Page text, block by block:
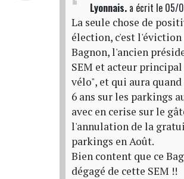
Lyonnais.a écrit le 05/
La seule chose de
élection, c'est l'éviction
Bagnon, l'ancien
SEM et acteur
vélo", et qui aura
6 ans sur les parkings
avec en cerise sur le
l'annulation de la
parkings en Août.
Bien content que ce
dégagé de cette SEM !!